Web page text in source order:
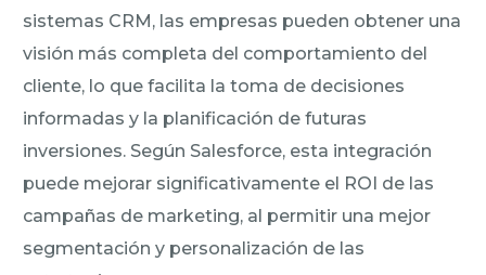
sistemas CRM, las empresas pueden obtener una
visión más completa del comportamiento del
cliente, lo que facilita la toma de decisiones
informadas y la planificación de futuras
inversiones. Según Salesforce, esta integración
puede mejorar significativamente el ROI de las
campañas de marketing, al permitir una mejor
segmentación y personalización de las